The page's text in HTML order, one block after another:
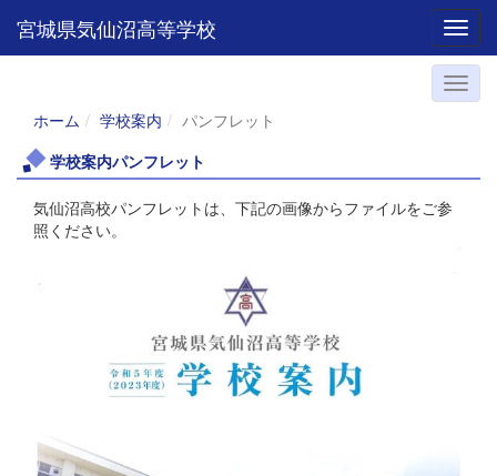
宮城県気仙沼高等学校
ホーム 学校案内
パンフレット
学校案内パンフレット
気仙沼高校パンフレットは、下記の画像からファイルをご参
照ください。